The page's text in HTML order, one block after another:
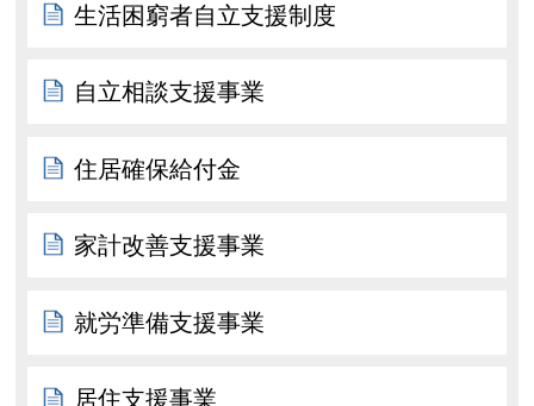
生活困窮者自立支援制度
自立相談支援事業
住居確保給付金
家計改善支援事業
就労準備支援事業
居住支援事業